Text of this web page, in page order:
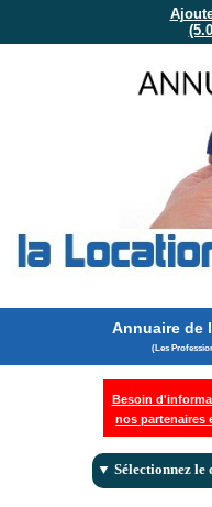
Annuaire de
(Les
Besoin
nos partenaires
▼ Sélectionnez le